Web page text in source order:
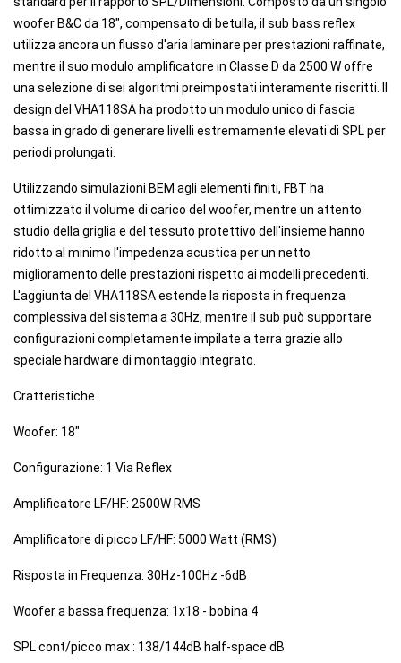
woofer B&C da 18", compensato di betulla, il sub bass reflex
utilizza ancora un flusso d'aria laminare per prestazioni raffinate,
mentre il suo modulo amplificatore in Classe D da 2500 W offre
una selezione di sei algoritmi preimpostati interamente riscritti. Il
design del VHA118SA ha prodotto un modulo unico di fascia
bassa in grado di generare livelli estremamente elevati di SPL per
periodi prolungati.
Utilizzando simulazioni BEM agli elementi finiti, FBT ha
ottimizzato il volume di carico del woofer, mentre un attento
studio della griglia e del tessuto protettivo dell'insieme hanno
ridotto al minimo l'impedenza acustica per un netto
miglioramento delle prestazioni rispetto ai modelli precedenti.
L'aggiunta del VHA118SA estende la risposta in frequenza
complessiva del sistema a 30Hz, mentre il sub può supportare
configurazioni completamente impilate a terra grazie allo
speciale hardware di montaggio integrato.
Cratteristiche
Woofer: 18"
Configurazione: 1 Via Reflex
Amplificatore LF/HF: 2500W RMS
Amplificatore di picco LF/HF: 5000 Watt (RMS)
Risposta in Frequenza: 30Hz-100Hz -6dB
Woofer a bassa frequenza: 1x18 - bobina 4
SPL cont/picco max : 138/144dB half-space dB